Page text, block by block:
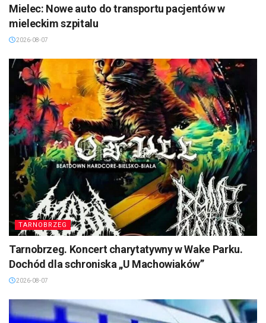
Mielec: Nowe auto do transportu pacjentów w
mieleckim szpitalu
2026-08-07
TARNOBRZEG
Tarnobrzeg. Koncert charytatywny w Wake Parku.
Dochód dla schroniska „U Machowiaków”
2026-08-07